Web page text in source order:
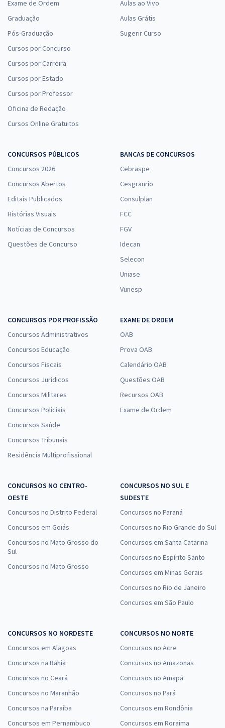
Exame de Ordem
Graduação
Pós-Graduação
Cursos por Concurso
Cursos por Carreira
Cursos por Estado
Cursos por Professor
Oficina de Redação
Cursos Online Gratuitos
Aulas ao Vivo
Aulas Grátis
Sugerir Curso
CONCURSOS PÚBLICOS
Concursos 2026
Concursos Abertos
Editais Publicados
Histórias Visuais
Notícias de Concursos
Questões de Concurso
BANCAS DE CONCURSOS
Cebraspe
Cesgranrio
Consulplan
FCC
FGV
Idecan
Selecon
Uniase
Vunesp
CONCURSOS POR PROFISSÃO
Concursos Administrativos
Concursos Educação
Concursos Fiscais
Concursos Jurídicos
Concursos Militares
Concursos Policiais
Concursos Saúde
Concursos Tribunais
Residência Multiprofissional
EXAME DE ORDEM
OAB
Prova OAB
Calendário OAB
Questões OAB
Recursos OAB
Exame de Ordem
CONCURSOS NO CENTRO-
OESTE
Concursos no Distrito Federal
Concursos em Goiás
Concursos no Mato Grosso do
Sul
Concursos no Mato Grosso
CONCURSOS NO SUL E
SUDESTE
Concursos no Paraná
Concursos no Rio Grande do Sul
Concursos em Santa Catarina
Concursos no Espírito Santo
Concursos em Minas Gerais
Concursos no Rio de Janeiro
Concursos em São Paulo
CONCURSOS NO NORDESTE
Concursos em Alagoas
Concursos na Bahia
Concursos no Ceará
Concursos no Maranhão
Concursos na Paraíba
Concursos em Pernambuco
CONCURSOS NO NORTE
Concursos no Acre
Concursos no Amazonas
Concursos no Amapá
Concursos no Pará
Concursos em Rondônia
Concursos em Roraima